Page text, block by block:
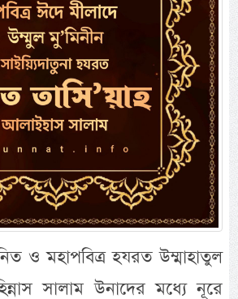
ও মহাপবিত্র হযরত উম্মাহাতুল
সালাম উনাদের মধ্যে নূরে